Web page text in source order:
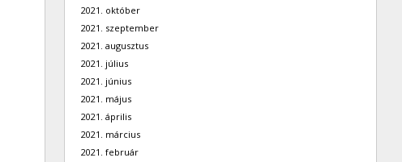
2021. október
2021. szeptember
2021. augusztus
2021. július
2021. június
2021. május
2021. április
2021. március
2021. február